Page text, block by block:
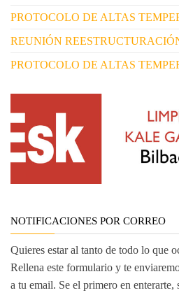
PROTOCOLO DE ALTAS
REUNIÓN
PROTOCOLO DE ALTAS
NOTIFICACIONES POR CORREO
Quieres estar al tanto de todo lo que
Rellena este formulario y te
a tu email. Se el primero en enterarte,